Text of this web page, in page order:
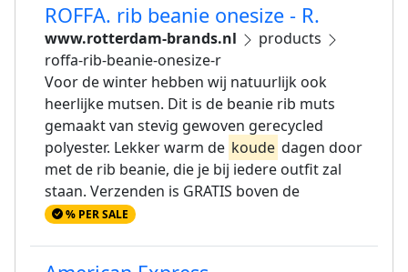
ROFFA. rib beanie onesize - R.
www.rotterdam-brands.nl
products
roffa-rib-beanie-onesize-r
Voor de winter hebben wij natuurlijk ook
heerlijke mutsen. Dit is de beanie rib muts
gemaakt van stevig gewoven gerecycled
polyester. Lekker warm de koude dagen door
met de rib beanie, die je bij iedere outfit zal
staan. Verzenden is GRATIS boven de
% PER SALE